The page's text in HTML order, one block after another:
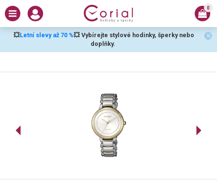
💥Letní slevy až 70 %💥 Vybírejte stylové hodinky, šperky nebo
doplňky.
0